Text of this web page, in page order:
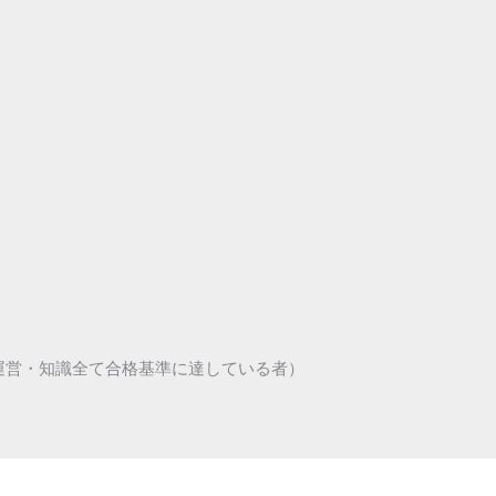
・知識全て合格基準に達している者）